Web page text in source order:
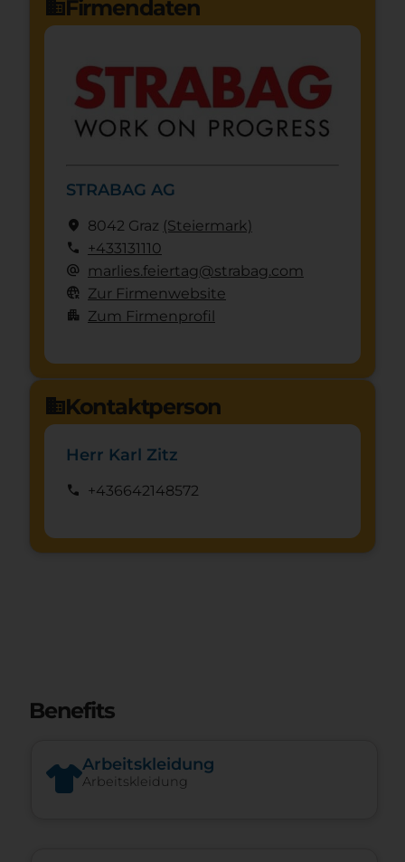
domainFirmendaten
STRABAG AG
location_on 8042 Graz (Steier­mark)
call +433131110
alternate_email marlies.feiertag@strabag.com
captive_portal Zur Firmenwebsite
apartment Zum Firmenprofil
domainKontaktperson
Herr Karl Zitz
call +436642148572
Benefits
Arbeitskleidung
Arbeitskleidung